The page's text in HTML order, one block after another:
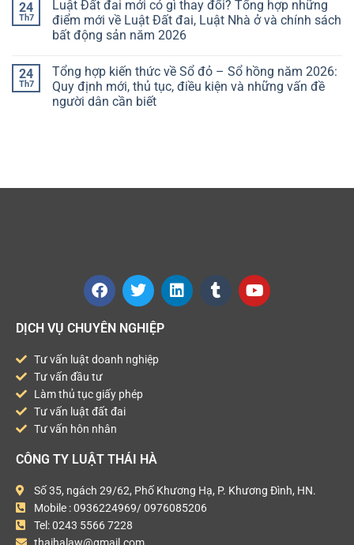
24
Th7
Luật Đất đai mới có gì thay đổi? Tổng hợp những
điểm mới về Luật Đất đai, Luật Nhà ở và chính sách
bất động sản năm 2026
24
Th7
Tổng hợp kiến thức về Sổ đỏ – Sổ hồng năm 2026:
Quy định mới, thủ tục, điều kiện và những vấn đề
người dân cần biết
DỊCH VỤ CHUYÊN NGHIỆP
Tư vấn luật doanh nghiệp
Tư vấn đầu tư
Làm thủ tục giấy phép
Tư vấn luật đất đai
Tư vấn hôn nhân
CÔNG TY LUẬT THÁI HÀ
Số 35, ngách 29/62, Phố Khương Hạ, P. Khương Đình, HN.
Mobile : 0936224969/ 0976085206
Tel: 0243 5566 7228